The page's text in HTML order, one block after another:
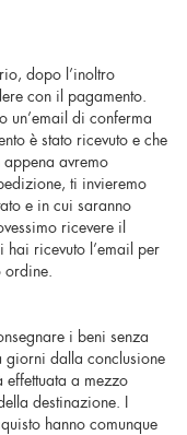
dopo l’inoltro
con il pagamento.
un’email di conferma
è stato ricevuto e che
avremo
ti invieremo
e in cui saranno
ricevere il
ricevuto l’email per
ordine.
i beni senza
giorni dalla conclusione
effettuata a mezzo
destinazione. I
hanno comunque